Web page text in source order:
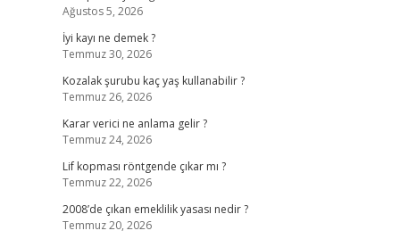
Ağustos 5, 2026
İyi kayı ne demek ?
Temmuz 30, 2026
Kozalak şurubu kaç yaş kullanabilir ?
Temmuz 26, 2026
Karar verici ne anlama gelir ?
Temmuz 24, 2026
Lif kopması röntgende çıkar mı ?
Temmuz 22, 2026
2008’de çıkan emeklilik yasası nedir ?
Temmuz 20, 2026